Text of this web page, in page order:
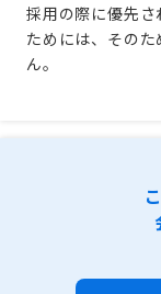
採用の際に優先
ためには、その
ん。